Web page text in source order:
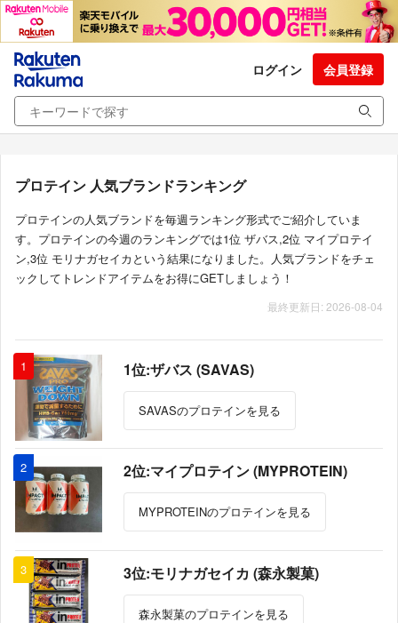
ログイン 会員登録
プロテイン 人気ブランドランキング
プロテインの人気ブランドを毎週ランキング形式でご紹介していま
す。プロテインの今週のランキングでは1位 ザバス,2位 マイプロテイ
ン,3位 モリナガセイカという結果になりました。人気ブランドをチェ
ックしてトレンドアイテムをお得にGETしましょう！
最終更新日: 2026-08-04
1 1位:ザバス (SAVAS)
SAVASのプロテインを見る
2 2位:マイプロテイン (MYPROTEIN)
MYPROTEINのプロテインを見る
3 3位:モリナガセイカ (森永製菓)
森永製菓のプロテインを見る